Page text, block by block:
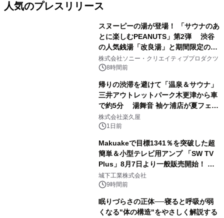
人気のプレスリリース
スヌーピーの湯が登場！ 「サウナのあ
とに楽しむPEANUTS」第2弾 渋谷
の人気銭湯「改良湯」と期間限定のコ
ラボレーション サウナイキタイコラ
ボグッズも発売決定！
株式会社ソニー・クリエイティブプロダクツ
8時間前
帰りの渋滞を避けて「温泉＆サウナ」
三井アウトレットパーク木更津から車
で約5分 湯舞音 袖ケ浦店が夏フェア
メニューを提供
株式会社楽久屋
1日前
Makuakeで目標1341％を突破した超
簡単＆小型テレビ用アンプ 「SW TV
Plus」8月7日より一般販売開始！ ケ
ーブル1本つなぐだけ、テレビの音が
ぐっと豊かに
城下工業株式会社
9時間前
眠りづらさの正体──寝ると呼吸が弱
くなる"体の構造"をやさしく解説する